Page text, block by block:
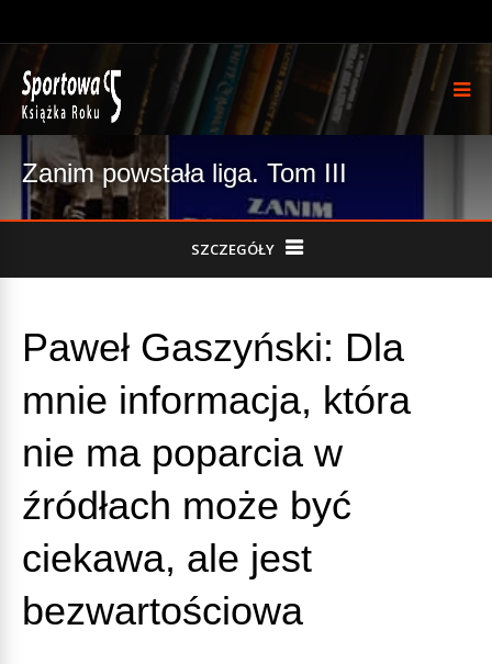
Zanim powstała liga. Tom III
SZCZEGÓŁY
Paweł Gaszyński: Dla
mnie informacja, która
nie ma poparcia w
źródłach może być
ciekawa, ale jest
bezwartościowa